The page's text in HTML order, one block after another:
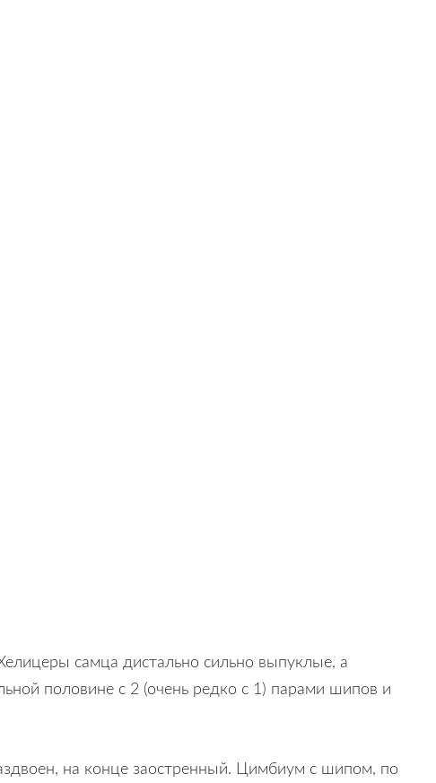
самца дистально сильно выпуклые, а
половине с 2 (очень редко с 1) парами шипов и
на конце заостренный. Цимбиум с шипом, по